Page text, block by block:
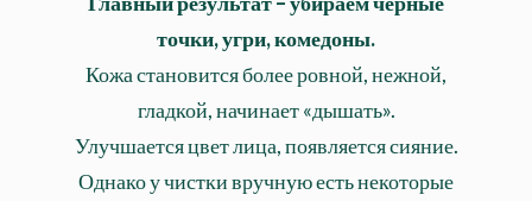
точки, угри, комедоны.
Кожа становится более ровной, нежной,
гладкой, начинает «дышать».
Улучшается цвет лица, появляется сияние.
Однако у чистки вручную есть некоторые